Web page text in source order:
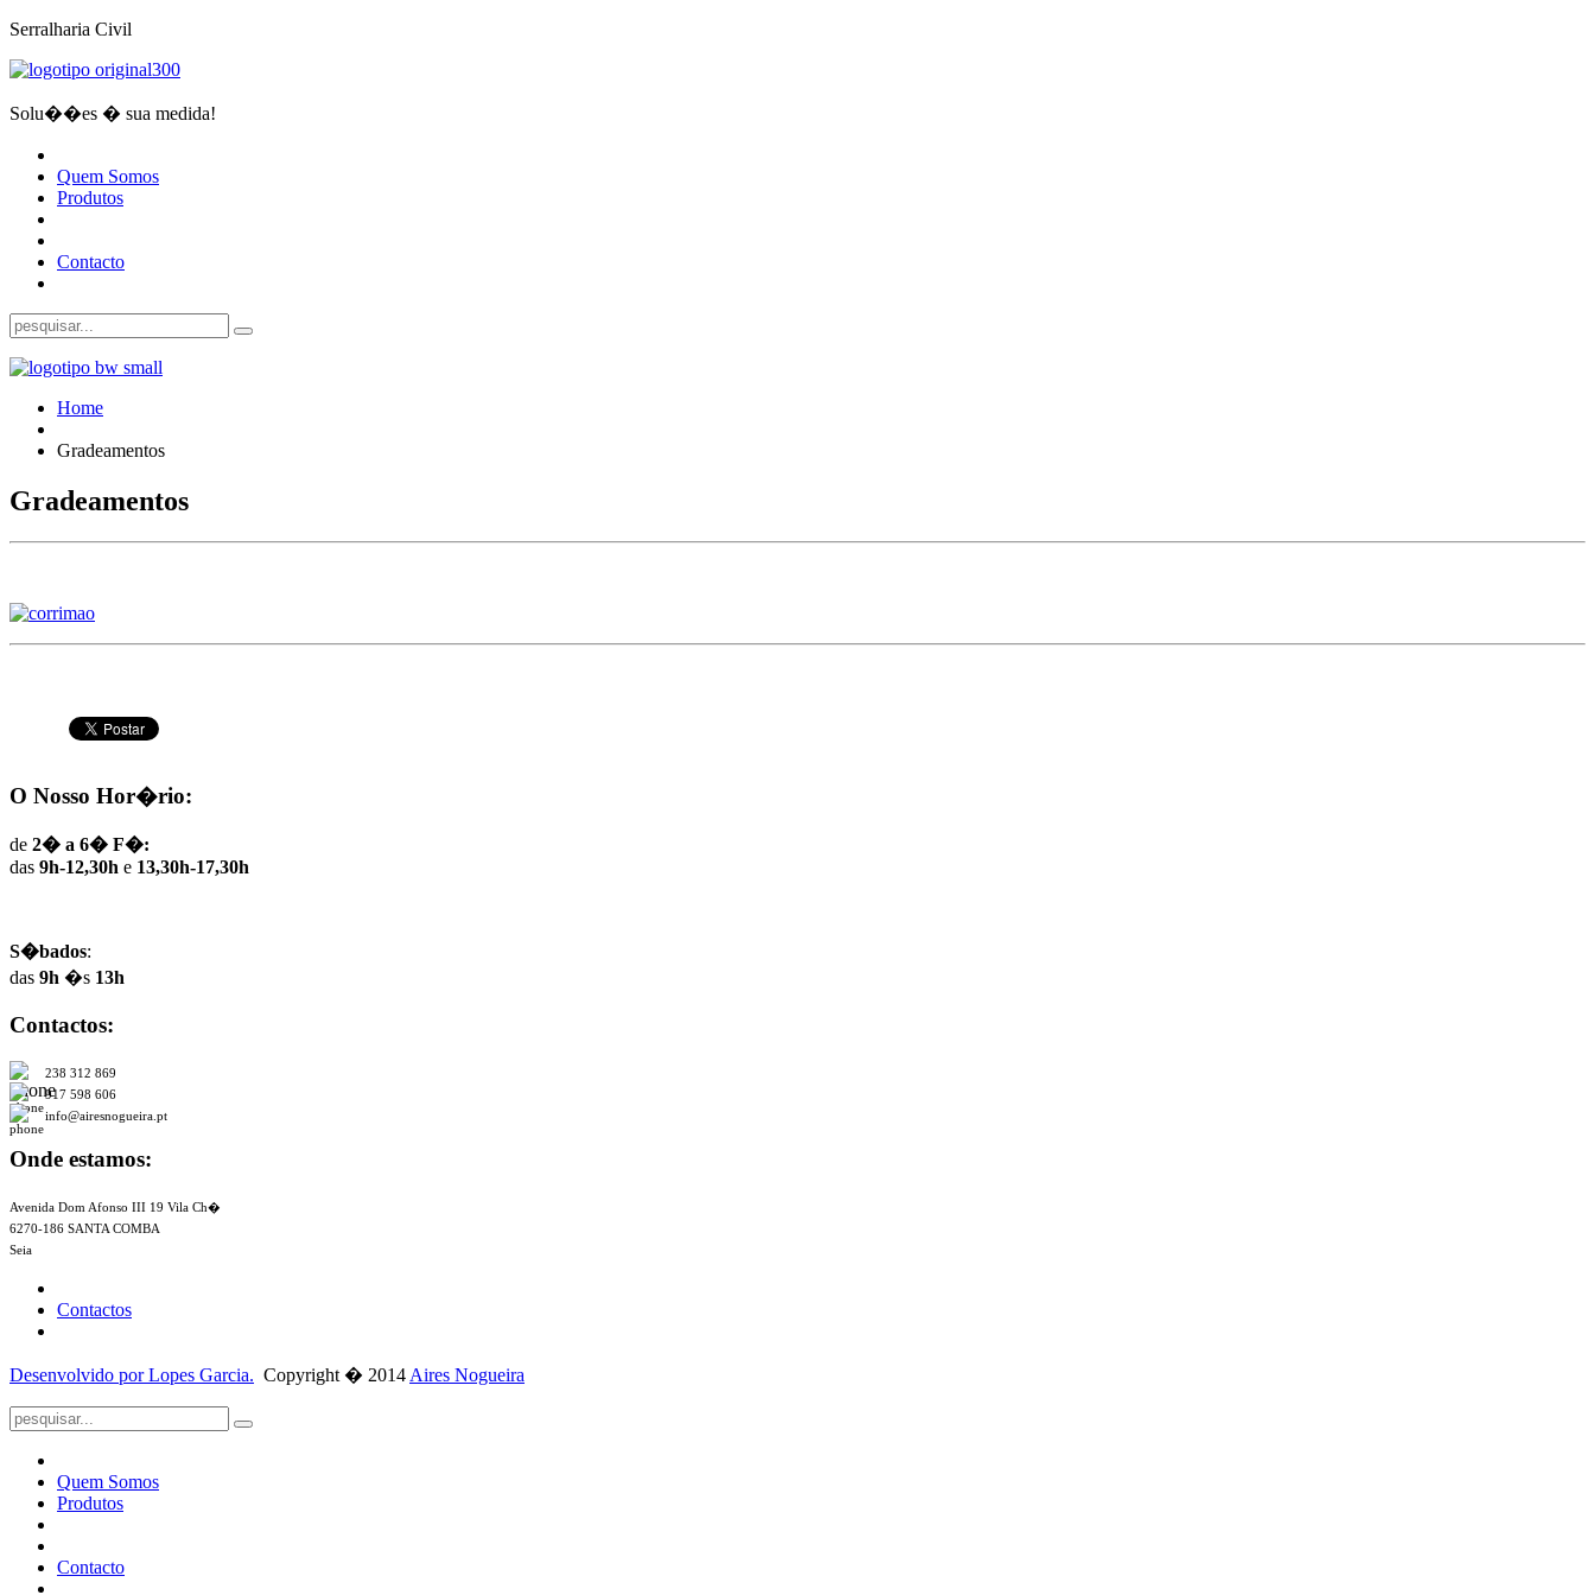
Serralharia Civil
Solu��es � sua medida!
Quem Somos
Produtos
Contacto
Home
Gradeamentos
Gradeamentos
O Nosso Hor�rio:
de 2� a 6� F�:
das 9h-12,30h e 13,30h-17,30h
S�bados:
das 9h �s 13h
Contactos:
238 312 869
917 598 606
info@airesnogueira.pt
Onde estamos:
Avenida Dom Afonso III 19 Vila Ch�
6270-186 SANTA COMBA
Seia
Contactos
Desenvolvido porLopes Garcia. Copyright � 2014 Aires Nogueira
Quem Somos
Produtos
Contacto